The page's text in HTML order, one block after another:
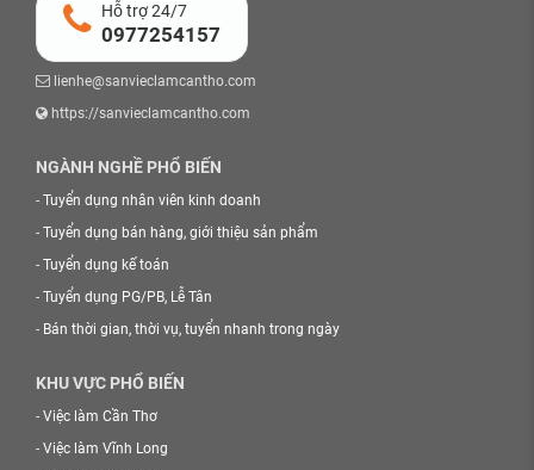
Hỗ trợ 24/7
0977254157
lienhe@sanvieclamcantho.com
https://sanvieclamcantho.com
NGÀNH NGHỀ PHỔ BIẾN
- Tuyển dụng nhân viên kinh doanh
- Tuyển dụng bán hàng, giới thiệu sản phẩm
- Tuyển dụng kế toán
- Tuyển dụng PG/PB, Lễ Tân
- Bán thời gian, thời vụ, tuyển nhanh trong ngày
KHU VỰC PHỔ BIẾN
- Việc làm Cần Thơ
- Việc làm Vĩnh Long